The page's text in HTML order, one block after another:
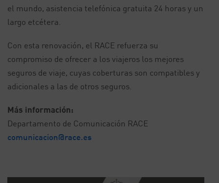
el mundo, asistencia telefónica gratuita 24 horas y un
largo etcétera.
Con esta renovación, el RACE refuerza su
compromiso de ofrecer a los viajeros los mejores
seguros de viaje, cuyas coberturas son compatibles y
adicionales a las de otros seguros.
Más información:
Departamento de Comunicación RACE
comunicacion@race.es